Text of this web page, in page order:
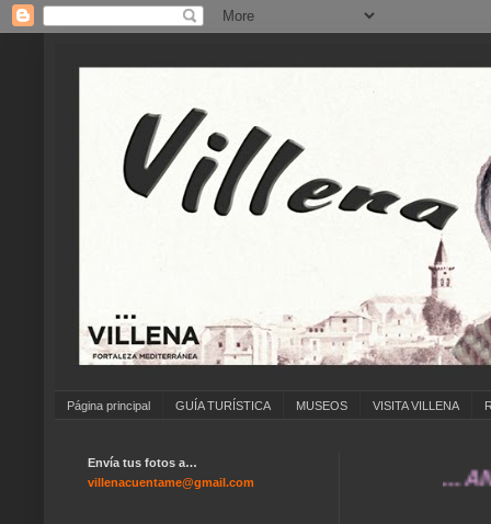
Página principal GUÍA TURÍSTICA MUSEOS VISITA VILLENA
...
Envía tus fotos a…
villenacuentame@gmail.com